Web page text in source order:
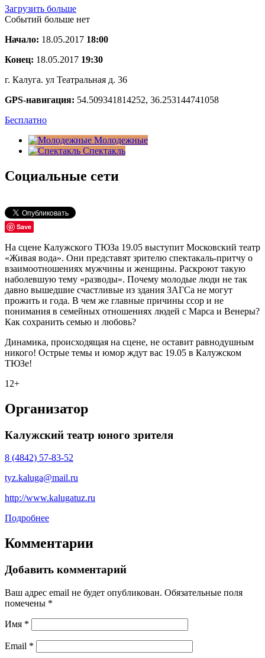
Загрузить больше
Событий больше нет
Начало: 18.05.2017 18:00
Конец: 18.05.2017 19:30
г. Калуга. ул Театральная д. 36
GPS-навигация: 54.509341814252, 36.253144741058
Бесплатно
Молодежные
Спектакль
Социальные сети
Save
На сцене Калужского ТЮЗа 19.05 выступит Московский театр
«Живая вода». Они представят зрителю спектакаль-притчу о
взаимоотношениях мужчины и женщины. Раскроют такую
наболевшую тему «разводы». Почему молодые люди не так
давно вышедшие счастливые из здания ЗАГСа не могут
прожить и года. В чем же главные причины ссор и не
понимания в семейных отношениях людей с Марса и Венеры?
Как сохранить семью и любовь?
Динамика, происходящая на сцене, не оставит равнодушным
никого! Острые темы и юмор ждут вас 19.05 в Калужском
ТЮЗе!
12+
Организатор
Калужский театр юного зрителя
8 (4842) 57-83-52
tyz.kaluga@mail.ru
http://www.kalugatuz.ru
Подробнее
Комментарии
Добавить комментарий
Ваш адрес email не будет опубликован. Обязательные поля
помечены *
Имя *
Email *